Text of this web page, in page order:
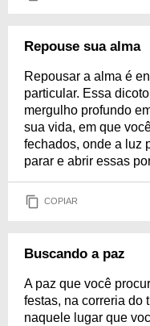
Repouse sua alma
Repousar a alma é
particular. Essa
mergulho profundo
sua vida, em que
fechados, onde a luz
parar e abrir essas
COPIAR
Buscando a paz
A paz que você
festas, na correria do
naquele lugar que